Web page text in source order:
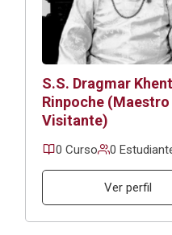
S.S. Dragmar
Rinpoche (Maestro
Visitante)
0 Curso 0
Ver perfil